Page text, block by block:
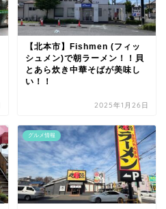
【北本市】Fishmen (フィッ
シュメン)で朝ラーメン！！貝
とあら炊き中華そばが美味し
い！！
2025年1月26日
グルメ情報